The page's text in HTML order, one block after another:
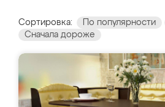
Сортировка: По популярности
Сначала дороже